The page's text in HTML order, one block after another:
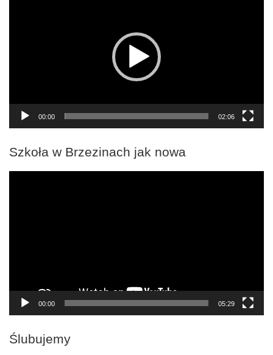
00:00 02:06
Szkoła w Brzezinach jak nowa
00:00 05:29
Ślubujemy